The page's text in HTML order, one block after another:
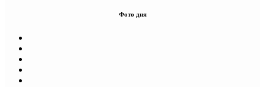
Фото дня